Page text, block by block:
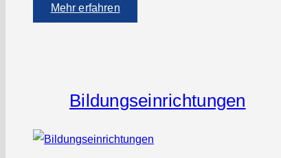
Mehr erfahren
Bildungs­einrichtungen